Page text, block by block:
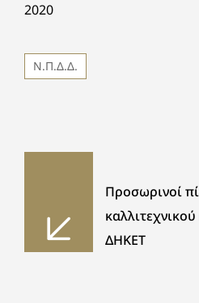
2020
Ν.Π.Δ.Δ.
Προσωρινοί
ΔΗΚΕΤ